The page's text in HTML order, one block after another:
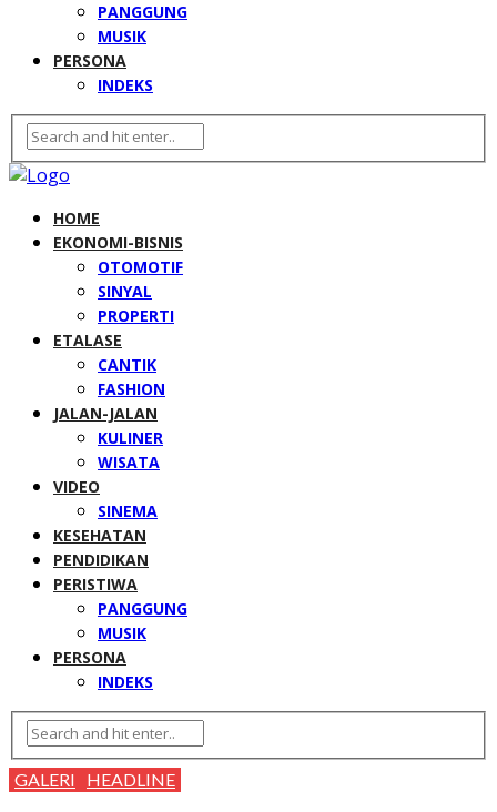
PANGGUNG
MUSIK
PERSONA
INDEKS
HOME
EKONOMI-BISNIS
OTOMOTIF
SINYAL
PROPERTI
ETALASE
CANTIK
FASHION
JALAN-JALAN
KULINER
WISATA
VIDEO
SINEMA
KESEHATAN
PENDIDIKAN
PERISTIWA
PANGGUNG
MUSIK
PERSONA
INDEKS
GALERI HEADLINE